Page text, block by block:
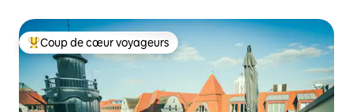
Coups de cœur voyageurs les plus appréciés
Coup de cœur voyageurs